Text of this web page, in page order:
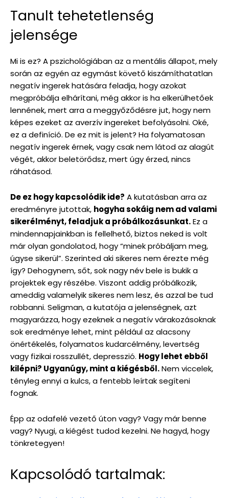
Tanult tehetetlenség
jelensége
Mi is ez? A pszichológiában az a mentális állapot, mely
során az egyén az egymást követő kiszámíthatatlan
negatív ingerek hatására feladja, hogy azokat
megpróbálja elhárítani, még akkor is ha elkerülhetőek
lennének, mert arra a meggyőződésre jut, hogy nem
képes ezeket az averzív ingereket befolyásolni. Oké,
ez a definíció. De ez mit is jelent? Ha folyamatosan
negatív ingerek érnek, vagy csak nem látod az alagút
végét, akkor beletörődsz, mert úgy érzed, nincs
ráhatásod.
De ez hogy kapcsolódik ide? A kutatásban arra az
eredményre jutottak, hogyha sokáig nem ad valami
sikerélményt, feladjuk a próbálkozásunkat.Ez a
mindennapjainkban is fellelhető, biztos neked is volt
már olyan gondolatod, hogy “minek próbáljam meg,
úgyse sikerül”. Szerinted aki sikeres nem érezte még
így? Dehogynem, sőt, sok nagy név bele is bukik a
projektek egy részébe. Viszont addig próbálkozik,
ameddig valamelyik sikeres nem lesz, és azzal be tud
robbanni. Seligman, a kutatója a jelenségnek, azt
magyarázza, hogy ezeknek a negatív várakozásoknak
sok eredménye lehet, mint például az alacsony
önértékelés, folyamatos kudarcélmény, levertség
vagy fizikai rosszullét, depresszió. Hogy lehet ebből
kilépni? Ugyanúgy, mint a kiégésből.Nem viccelek,
tényleg ennyi a kulcs, a fentebb leírtak segíteni
fognak.
Épp az odafelé vezető úton vagy? Vagy már benne
vagy? Nyugi, a kiégést tudod kezelni. Ne hagyd, hogy
tönkretegyen!
Kapcsolódó tartalmak: